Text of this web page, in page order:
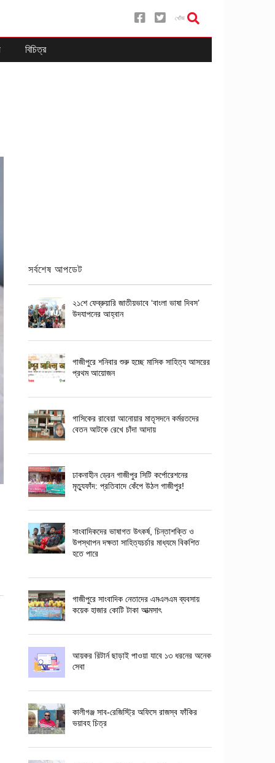
খোঁজ
বিচিত্র
সর্বশেষ আপডেট
২১শে ফেব্রুয়ারি জাতীয়ভাবে ‘বাংলা ভাষা দিবস’
উদযাপনের আহ্বান
গাজীপুরে শনিবার শুরু হচ্ছে মাসিক সাহিত্য আসরের
প্রথম আয়োজন
গাসিকের রাবেয়া আনোয়ার মাতৃসদনে কর্মরতদের
বেতন আটকে রেখে চাঁদা আদায়
ঢাকনাহীন ড্রেন গাজীপুর সিটি কর্পোরেশনের
মৃত্যুফাঁদ: প্রতিবাদে কেঁপে উঠল গাজীপুর!
সাংবাদিকদের ভাষাগত উৎকর্ষ, চিন্তাশক্তি ও
উপস্থাপন দক্ষতা সাহিত্যচর্চার মাধ্যমে বিকশিত
হতে পারে
গাজীপুরে সাংবাদিক নেতাদের এমএলএম ব্যবসায়
কয়েক হাজার কোটি টাকা আত্মসাৎ
আয়কর রিটার্ন ছাড়াই পাওয়া যাবে ১৩ ধরনের অনেক
সেবা
কালীগঞ্জ সাব-রেজিস্ট্রি অফিসে রাজস্ব ফাঁকির
ভয়াবহ চিত্র